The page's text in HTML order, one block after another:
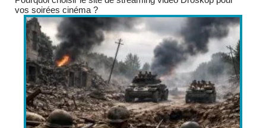
vos soirées cinéma ?